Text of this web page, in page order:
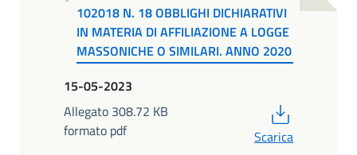
102018 N. 18 OBBLIGHI DICHIARATIVI
IN MATERIA DI AFFILIAZIONE A LOGGE
MASSONICHE O SIMILARI. ANNO 2020
15-05-2023
Allegato 308.72 KB
formato pdf
Scarica